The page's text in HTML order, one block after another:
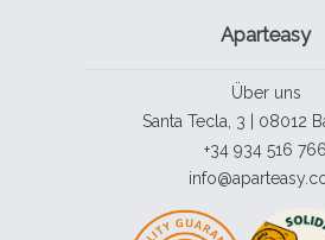
Aparteasy
Über uns
Santa Tecla, 3 | 08012
+34 934 516 766